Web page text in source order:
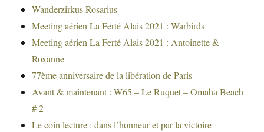
Wanderzirkus Rosarius
Meeting aérien La Ferté Alais 2021 : Warbirds
Meeting aérien La Ferté Alais 2021 : Antoinette &
Roxanne
77ème anniversaire de la libération de Paris
Avant & maintenant : W65 – Le Ruquet – Omaha Beach
# 2
Le coin lecture : dans l’honneur et par la victoire